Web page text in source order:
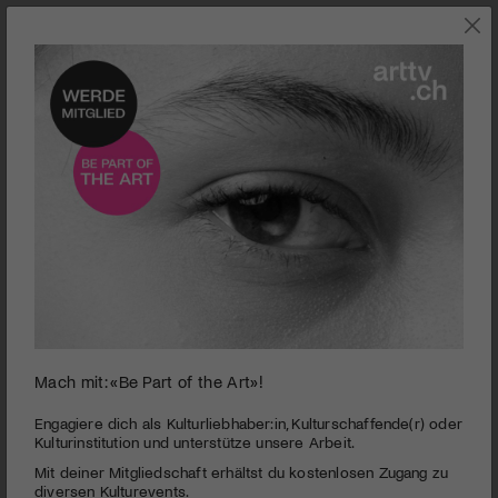
SZENE
seconds
hour,
52
Schweizer Preise Darstellende Künste 2022
Ein Preis, der den darstellenden Künsten eine grössere
Mach mit: «Be Part of the Art»!
Engagiere dich als Kulturliebhaber:in, Kulturschaffende(r) oder
Kulturinstitution und unterstütze unsere Arbeit.
Mit deiner Mitgliedschaft erhältst du kostenlosen Zugang zu
diversen Kulturevents.